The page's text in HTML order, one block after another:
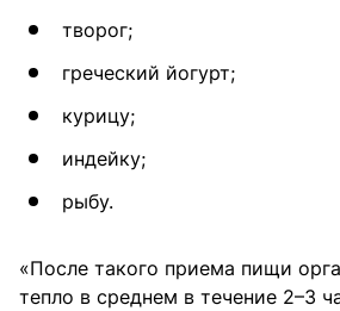
творог;
греческий йогурт;
курицу;
индейку;
рыбу.
«После такого приема пищи
тепло в среднем в течение 2–3